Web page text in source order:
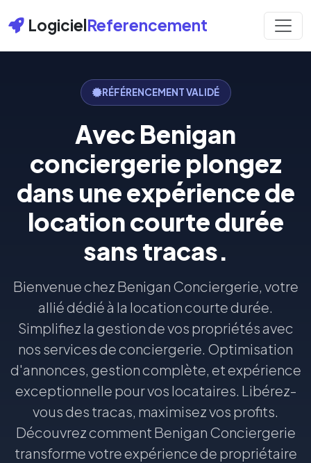
LogicielReferencement
RÉFÉRENCEMENT VALIDÉ
Avec Benigan
conciergerie plongez
dans une expérience de
location courte durée
sans tracas.
Bienvenue chez Benigan Conciergerie, votre
allié dédié à la location courte durée.
Simplifiez la gestion de vos propriétés avec
nos services de conciergerie. Optimisation
d'annonces, gestion complète, et expérience
exceptionnelle pour vos locataires. Libérez-
vous des tracas, maximisez vos profits.
Découvrez comment Benigan Conciergerie
transforme votre expérience de propriétaire